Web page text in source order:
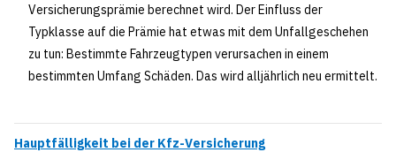
Versicherungsprämie berechnet wird. Der Einfluss der
Typklasse auf die Prämie hat etwas mit dem Unfallgeschehen
zu tun: Bestimmte Fahrzeugtypen verursachen in einem
bestimmten Umfang Schäden. Das wird alljährlich neu ermittelt.
Hauptfälligkeit bei der Kfz-Versicherung